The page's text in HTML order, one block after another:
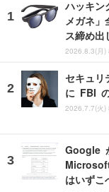
ハッキン
メガネ
ス締め出
2026.8.3(月)
セキュリ
に FBI
2026.7.7(火)
Google
はいずこ